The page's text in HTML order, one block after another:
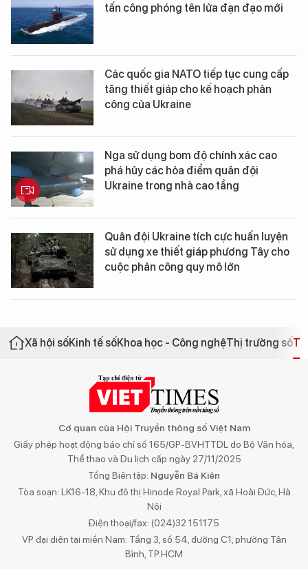
tấn công phóng tên lửa đạn đạo mới
Các quốc gia NATO tiếp tục cung cấp
tăng thiết giáp cho kế hoạch phản
công của Ukraine
Nga sử dụng bom độ chính xác cao
phá hủy các hỏa điểm quân đội
Ukraine trong nhà cao tầng
Quân đội Ukraine tích cực huấn luyện
sử dụng xe thiết giáp phương Tây cho
cuộc phản công quy mô lớn
Xã hội sốKinh tế sốKhoa học - Công nghệThị trường số
Cơ quan của Hội Truyền thông số Việt Nam
Giấy phép hoạt động báo chí số 165/GP-BVHTTDL do Bộ Văn hóa,
Thể thao và Du lịch cấp ngày 27/11/2025
Tổng Biên tập: Nguyễn Bá Kiên
Tòa soạn: LK16-18, Khu đô thị Hinode Royal Park, xã Hoài Đức, Hà
Nội
Điện thoại/fax: (024)32 151175
VP đại diện tại miền Nam: Tầng 3, số 54, đường C1, phường Tân
Bình, TP.HCM